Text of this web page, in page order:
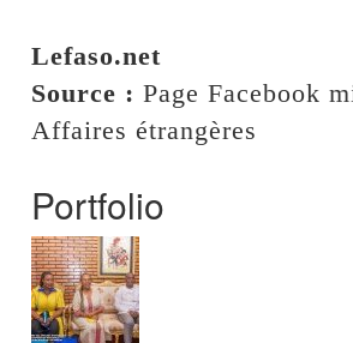
Lefaso.net
Source : Page Facebook
Affaires étrangères
Portfolio